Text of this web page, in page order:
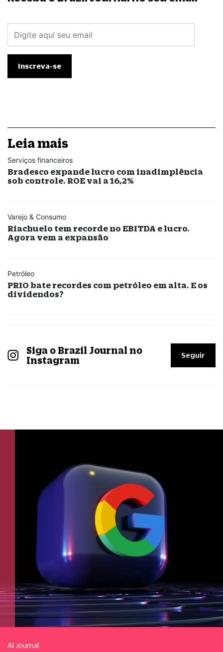
Leia mais
Serviços financeiros
Bradesco expande lucro com inadimplência
sob controle. ROE vai a 16,2%
Varejo & Consumo
Riachuelo tem recorde no EBITDA e lucro.
Agora vem a expansão
Petróleo
PRIO bate recordes com petróleo em alta. E os
dividendos?
Siga o Brazil Journal no
Instagram
Seguir
AI Journal